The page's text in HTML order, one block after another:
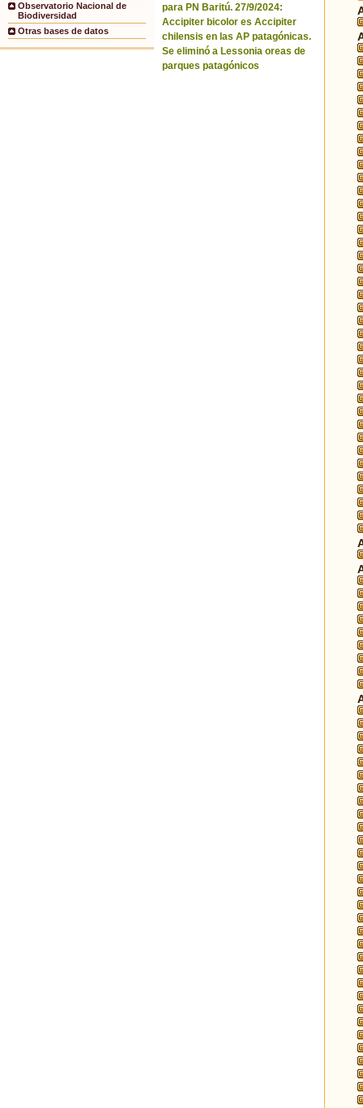
Observatorio Nacional de
Biodiversidad
Otras bases de datos
para PN Baritú. 27/9/2024:
Accipiter bicolor es Accipiter
chilensis en las AP patagónicas.
Se eliminó a Lessonia oreas de
parques patagónicos